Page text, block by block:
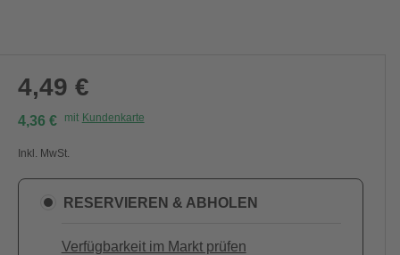
4,49 €
4,36 € mit Kundenkarte
Inkl. MwSt.
RESERVIEREN & ABHOLEN
Verfügbarkeit im Markt prüfen